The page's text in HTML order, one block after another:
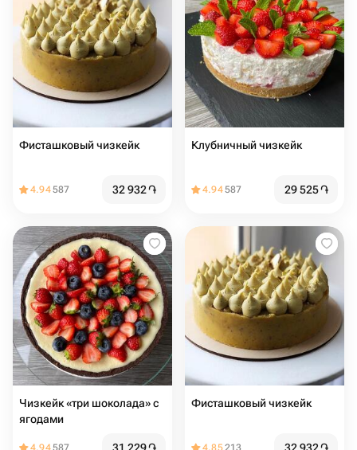
Фисташковый чизкейк
4.94587 32 932֏
Клубничный чизкейк
4.94587 29 525֏
Чизкейк «три шоколада» с
ягодами
4.94587
Фисташковый чизкейк
4.85213